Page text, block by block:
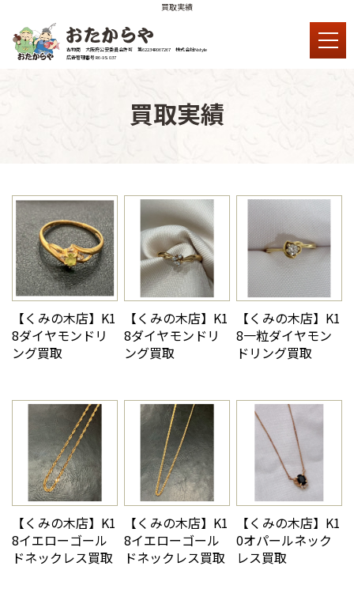
買取実績
古物商 大阪府公安委員会許可 第62234R067267 株式会社Nstyle
広告管理番号 R6-9S 037
買取実績
【くみの木店】K1
8ダイヤモンドリ
ング買取
【くみの木店】K1
8ダイヤモンドリ
ング買取
【くみの木店】K1
8一粒ダイヤモン
ドリング買取
【くみの木店】K1
8イエローゴール
ドネックレス買取
【くみの木店】K1
8イエローゴール
ドネックレス買取
【くみの木店】K1
0オパールネック
レス買取